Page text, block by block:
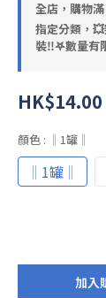
全店，購物
指定分類，
裝‼️𖤐數量有
HK$14.00
顏色 : ‖1罐‖
‖1罐‖
加入